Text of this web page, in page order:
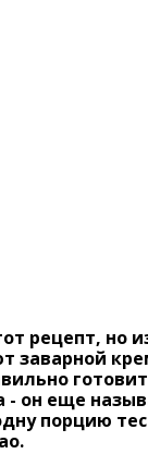
рецепт, но
заварной
- он еще
порцию